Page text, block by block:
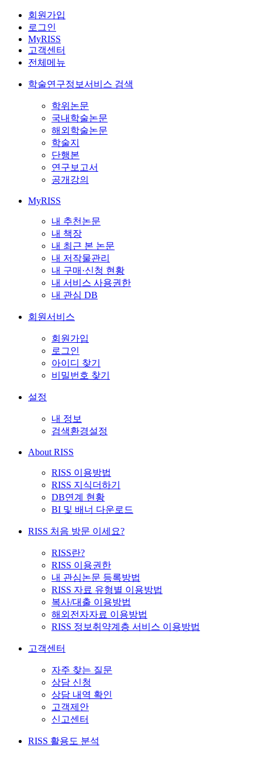
회원가입
로그인
MyRISS
고객센터
전체메뉴
학술연구정보서비스 검색
학위논문
국내학술논문
해외학술논문
학술지
단행본
연구보고서
공개강의
MyRISS
내 추천논문
내 책장
내 최근 본 논문
내 저작물관리
내 구매·신청 현황
내 서비스 사용권한
내 관심 DB
회원서비스
회원가입
로그인
아이디 찾기
비밀번호 찾기
설정
내 정보
검색환경설정
About RISS
RISS 이용방법
RISS 지식더하기
DB연계 현황
BI 및 배너 다운로드
RISS 처음 방문 이세요?
RISS란?
RISS 이용권한
내 관심논문 등록방법
RISS 자료 유형별 이용방법
복사/대출 이용방법
해외전자자료 이용방법
RISS 정보취약계층 서비스 이용방법
고객센터
자주 찾는 질문
상담 신청
상담 내역 확인
고객제안
신고센터
RISS 활용도 분석